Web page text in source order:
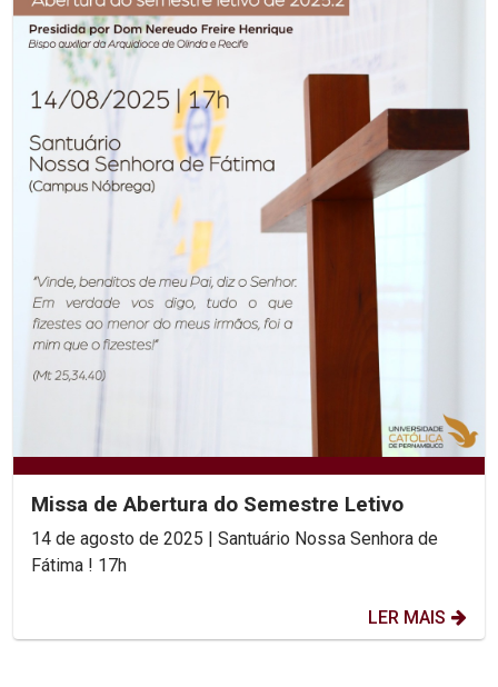
Missa de Abertura do Semestre Letivo
14 de agosto de 2025 | Santuário Nossa Senhora de
Fátima ! 17h
LER MAIS